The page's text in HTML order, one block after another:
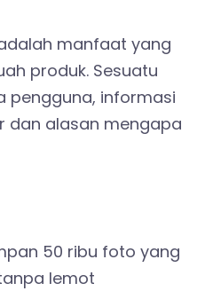
manfaat yang
produk. Sesuatu
pengguna, informasi
dan alasan mengapa
50 ribu foto yang
lemot